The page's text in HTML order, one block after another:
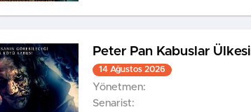
Peter Pan Kabuslar Ülkesi
14 Ağustos 2026
Yönetmen:
Senarist: